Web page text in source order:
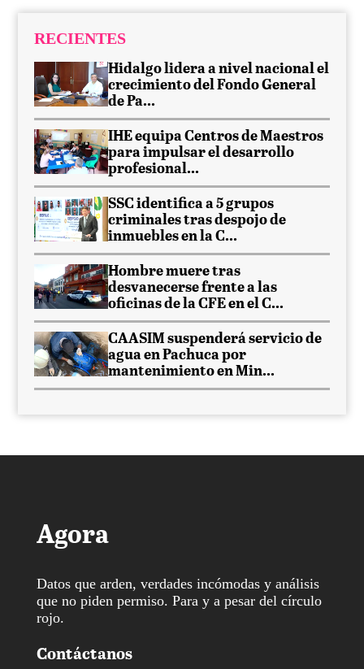
RECIENTES
Hidalgo lidera a nivel nacional el
crecimiento del Fondo General
de Pa...
IHE equipa Centros de Maestros
para impulsar el desarrollo
profesional...
SSC identifica a 5 grupos
criminales tras despojo de
inmuebles en la C...
Hombre muere tras
desvanecerse frente a las
oficinas de la CFE en el C...
CAASIM suspenderá servicio de
agua en Pachuca por
mantenimiento en Min...
Agora
Datos que arden, verdades incómodas y análisis
que no piden permiso. Para y a pesar del círculo
rojo.
Contáctanos